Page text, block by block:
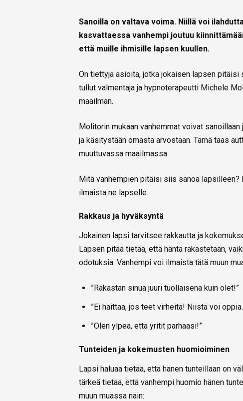
Sanoilla on valtava voima. Niillä voi
kasvattaessa vanhempi joutuu
että muille ihmisille lapsen kuullen.
On tiettyjä asioita, jotka jokaisen lapsen pitäisi
tullut valmentaja ja hypnoterapeutti Michele
maailman.
Molitorin mukaan vanhemmat voivat
ja käsitystään omasta arvostaan. Tämä taas
muuttuvassa maailmassa.
Mitä vanhempien pitäisi siis sanoa
ilmaista ne lapselle.
Rakkaus ja hyväksyntä
Jokainen lapsi tarvitsee rakkautta ja
Lapsen pitää tietää, että häntä rakastetaan,
odotuksia. Vanhempi voi ilmaista tätä muun
”Rakastan sinua juuri tuollaisena kuin olet!”
”Ei haittaa, jos teet virheitä! Niistä voi
”Olen ylpeä, että yritit parhaasi!”
Tunteiden ja kokemusten huomioiminen
Lapsi haluaa tietää, että hänen tunteillaan on
tärkeä tietää, että vanhempi huomio hänen
muun muassa näin: